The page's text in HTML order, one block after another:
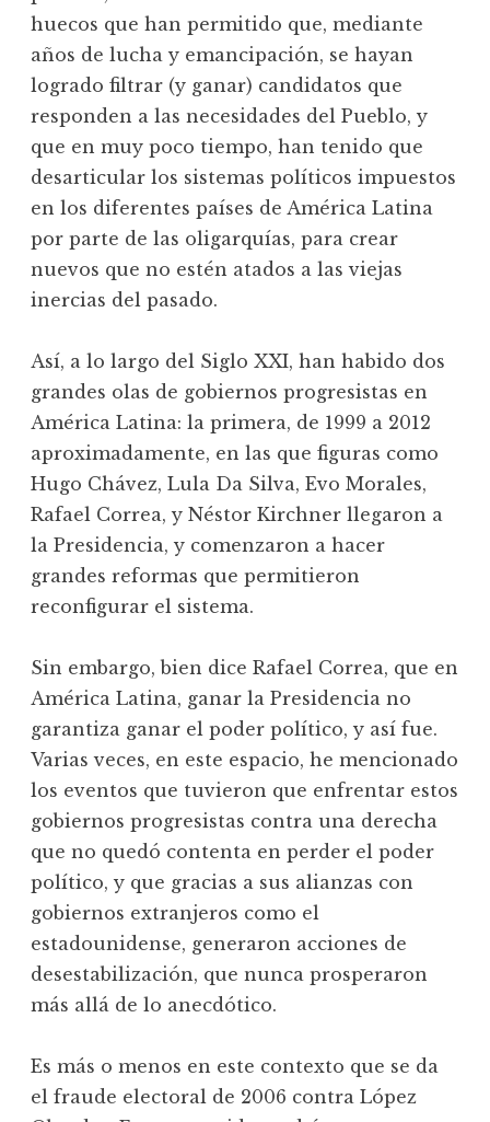
huecos que han permitido que, mediante
años de lucha y emancipación, se hayan
logrado filtrar (y ganar) candidatos que
responden a las necesidades del Pueblo, y
que en muy poco tiempo, han tenido que
desarticular los sistemas políticos impuestos
en los diferentes países de América Latina
por parte de las oligarquías, para crear
nuevos que no estén atados a las viejas
inercias del pasado.
Así, a lo largo del Siglo XXI, han habido dos
grandes olas de gobiernos progresistas en
América Latina: la primera, de 1999 a 2012
aproximadamente, en las que figuras como
Hugo Chávez, Lula Da Silva, Evo Morales,
Rafael Correa, y Néstor Kirchner llegaron a
la Presidencia, y comenzaron a hacer
grandes reformas que permitieron
reconfigurar el sistema.
Sin embargo, bien dice Rafael Correa, que en
América Latina, ganar la Presidencia no
garantiza ganar el poder político, y así fue.
Varias veces, en este espacio, he mencionado
los eventos que tuvieron que enfrentar estos
gobiernos progresistas contra una derecha
que no quedó contenta en perder el poder
político, y que gracias a sus alianzas con
gobiernos extranjeros como el
estadounidense, generaron acciones de
desestabilización, que nunca prosperaron
más allá de lo anecdótico.
Es más o menos en este contexto que se da
el fraude electoral de 2006 contra López